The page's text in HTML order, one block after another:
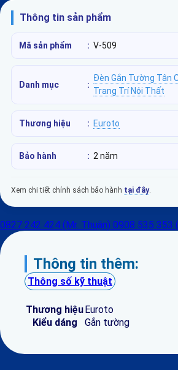
Thông tin sản phẩm
Mã sản phẩm : V-509
Danh mục :
Đèn Gắn Tường Tân
Trang Trí Nội Thất
Thương hiệu : Euroto
Bảo hành : 2 năm
Xem chi tiết chính sách bảo hành tại đây.
0827 242 424 (Mr. Thuận) 0908 535 353
Thông tin thêm:
Thông số kỹ thuật
Thương hiệuEuroto
Kiểu dáng
Gắn tường